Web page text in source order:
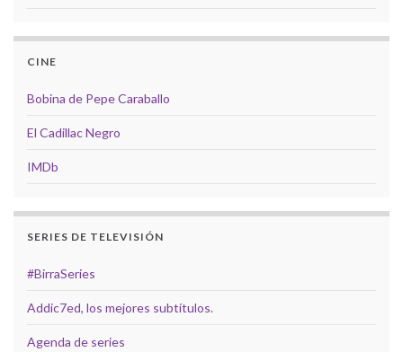
CINE
Bobina de Pepe Caraballo
El Cadillac Negro
IMDb
SERIES DE TELEVISIÓN
#BirraSeries
Addic7ed, los mejores subtítulos.
Agenda de series